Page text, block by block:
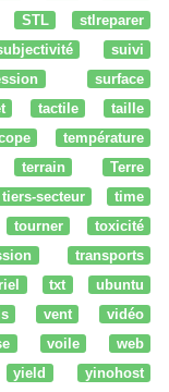
STL
stlreparer
suivi
surface
tactile
taille
température
terrain
Terre
tiers-secteur
time
tourner
toxicité
transports
txt
ubuntu
vent
vidéo
voile
web
yield
yinohost